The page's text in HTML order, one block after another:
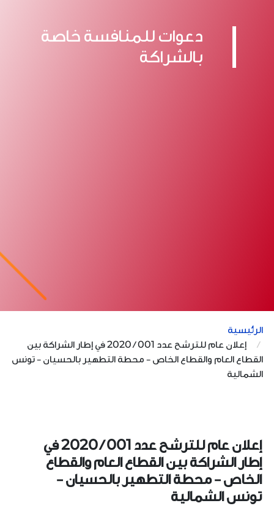
دعوات للمنافسة خاصة
بالشراكة
إعلان عام للترشح عدد 001 / 2020 في إطار الشراكة بين
العام والقطاع الخاص - محطة التطهير بالحسيان - تونس
إعلان عام للترشح عدد 001 / 2020 في
الشراكة بين القطاع العام والقطاع
- محطة التطهير بالحسيان -
الشمالية